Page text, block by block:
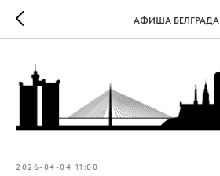
АФИША БЕЛГРАДА
2026-04-04 11:00